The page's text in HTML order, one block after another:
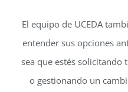
El equipo de UCEDA
entender sus opciones
sea que estés solicitando
o gestionando un